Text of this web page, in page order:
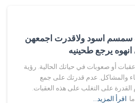
اسود ولاقدرت اجمعهن
يرجع طحينيه
أو صعوبات في حياتك الحالية. رؤية
والمشاكل. عدم قدرتك على جمع
على التغلب على هذه العقبات.
اقرأ المزيد…